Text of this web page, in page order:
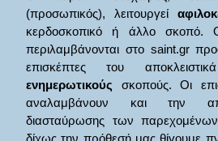
(προσωπικός), λειτουργεί
κερδοσκοπικό ή άλλο σκοπό.
περιλαμβάνονται στο saint.gr
επισκέπτες του
ενημερωτικούς σκοπούς. Οι
αναλαμβάνουν και την
διασταύρωσης των
δίχως την πρόθεσή μας θίγουμε